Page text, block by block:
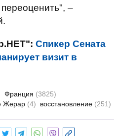
–
Спикер Сената
визит в
Франция (3825)
Жерар (4) восстановление (251)